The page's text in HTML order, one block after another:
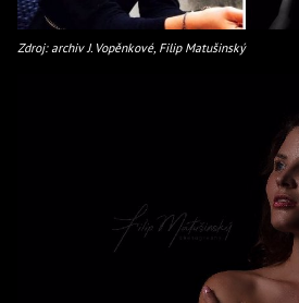
Zdroj: archiv J. Vopěnkové, Filip Matušinský